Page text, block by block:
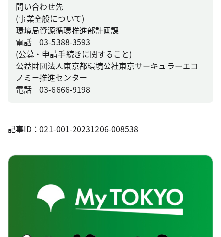
問い合わせ先
(事業全般について)
環境局資源循環推進部計画課
電話 03-5388-3593
(公募・申請手続きに関すること)
公益財団法人東京都環境公社東京サーキュラーエコ
ノミー推進センター
電話 03-6666-9198
記事ID：021-001-20231206-008538